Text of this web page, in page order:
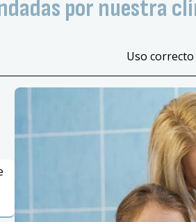
por nuestra
Uso